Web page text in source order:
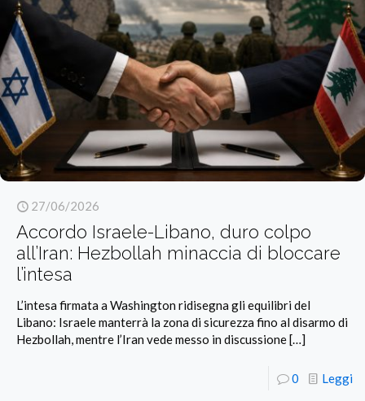
27/06/2026
Accordo Israele-Libano, duro colpo
all’Iran: Hezbollah minaccia di bloccare
l’intesa
L’intesa firmata a Washington ridisegna gli equilibri del
Libano: Israele manterrà la zona di sicurezza fino al disarmo di
Hezbollah, mentre l’Iran vede messo in discussione[…]
0 Leggi